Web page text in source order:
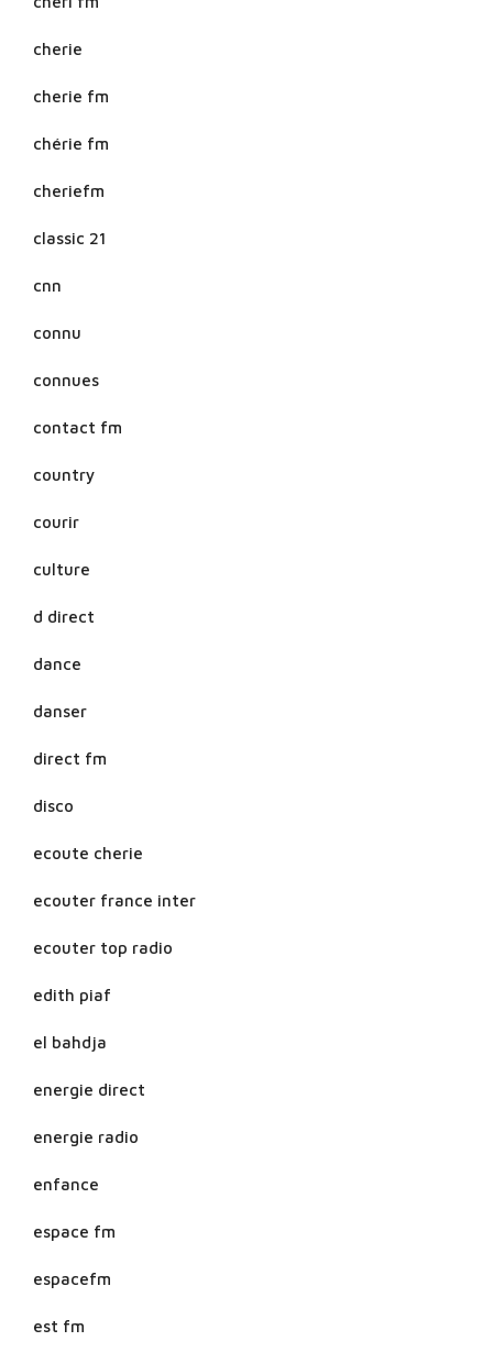
cherie
cherie fm
chérie fm
cheriefm
classic 21
cnn
connu
connues
contact fm
country
courir
culture
d direct
dance
danser
direct fm
disco
ecoute cherie
ecouter france inter
ecouter top radio
edith piaf
el bahdja
energie direct
energie radio
enfance
espace fm
espacefm
est fm